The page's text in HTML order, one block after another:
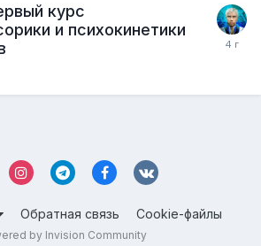
курс
и психокинетики
Обратная связь Cookie-файлы
by Invision Community